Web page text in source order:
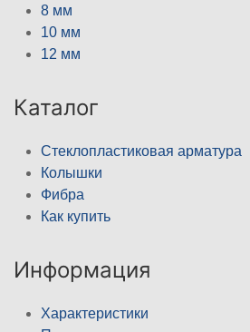
8 мм
10 мм
12 мм
Каталог
Стеклопластиковая арматура
Колышки
Фибра
Как купить
Информация
Характеристики